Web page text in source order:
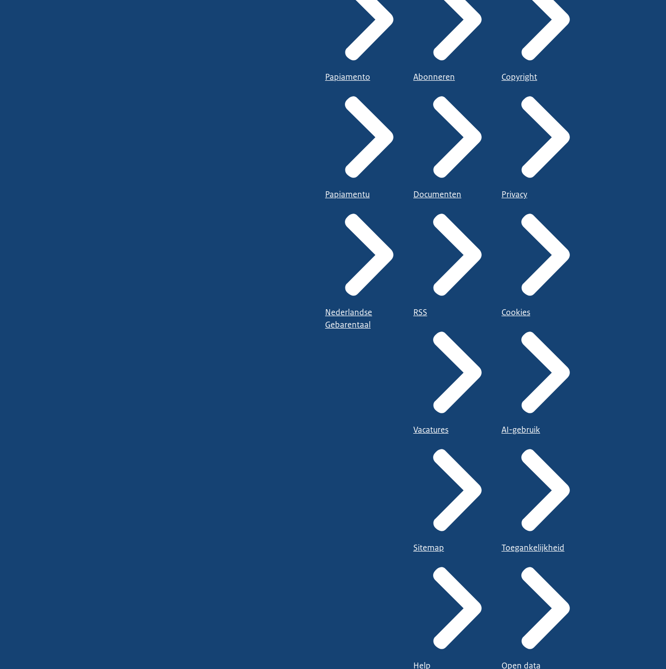
Papiamento
Papiamentu
Nederlandse
Gebarentaal
Abonneren
Documenten
RSS
Vacatures
Sitemap
Help
Copyright
Privacy
Cookies
AI-gebruik
Toegankelijkheid
Open data